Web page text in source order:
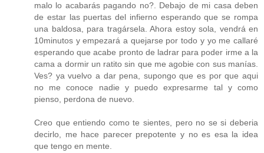
malo lo acabarás pagando no?. Debajo de mi casa deben
de estar las puertas del infierno esperando que se rompa
una baldosa, para tragársela. Ahora estoy sola, vendrá en
10minutos y empezará a quejarse por todo y yo me callaré
esperando que acabe pronto de ladrar para poder irme a la
cama a dormir un ratito sin que me agobie con sus manías.
Ves? ya vuelvo a dar pena, supongo que es por que aqui
no me conoce nadie y puedo expresarme tal y como
pienso, perdona de nuevo.
Creo que entiendo como te sientes, pero no se si deberia
decirlo, me hace parecer prepotente y no es esa la idea
que tengo en mente.